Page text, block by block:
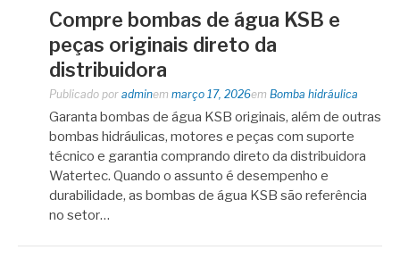
Compre bombas de água KSB e
peças originais direto da
distribuidora
Publicado por adminem março 17, 2026em Bomba hidráulica
Garanta bombas de água KSB originais, além de outras
bombas hidráulicas, motores e peças com suporte
técnico e garantia comprando direto da distribuidora
Watertec. Quando o assunto é desempenho e
durabilidade, as bombas de água KSB são referência
no setor…